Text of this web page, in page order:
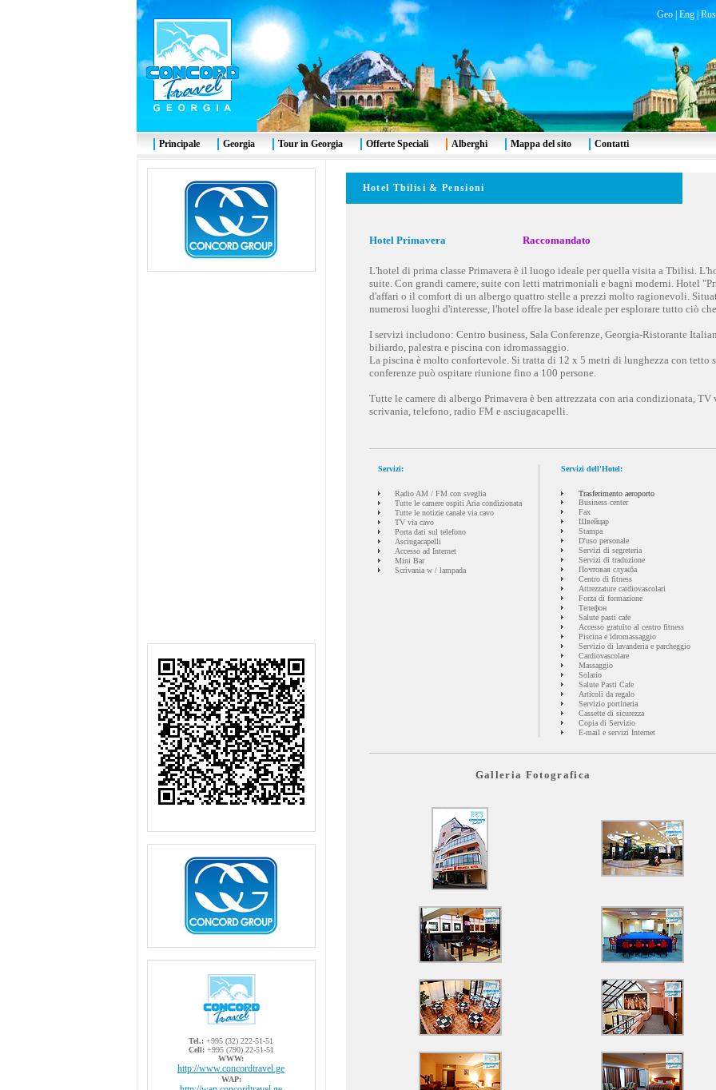
Geo| Eng| Rus
Tel.: +995 (32) 222-51-51
Cell:+995 (790) 22-51-51
WWW:
http://www.concordtravel.ge
WAP:
Hotel Tbilisi & Pensioni
Hotel Primavera Raccomandato
L'hotel di prima classe Primavera è il luogo ideale per quella visita a Tbilisi.
suite. Con grandi camere, suite con letti matrimoniali e bagni moderni. Hotel
d'affari o il comfort di un albergo quattro stelle a prezzi molto ragionevoli.
numerosi luoghi d'interesse, l'hotel offre la base ideale per esplorare tutto ciò
I servizi includono: Centro business, Sala Conferenze, Georgia-Ristorante
biliardo, palestra e piscina con idromassaggio.
La piscina è molto confortevole. Si tratta di 12 x 5 metri di lunghezza con tetto
conferenze può ospitare riunione fino a 100 persone.
Tutte le camere di albergo Primavera è ben attrezzata con aria condizionata, TV
scrivania, telefono, radio FM e asciugacapelli.
Servizi:
Radio AM / FM con sveglia
Tutte le camere ospiti Aria condizionata
Tutte le notizie canale via cavo
TV via cavo
Porta dati sul telefono
Asciugacapelli
Accesso ad Internet
Mini Bar
Scrivania w / lampada
Servizi dell'Hotel:
Trasferimento aeroporto
Business center
Fax
Швейцар
Stampa
D'uso personale
Servizi di segreteria
Servizi di traduzione
Почтовая служба
Centro di fitness
Attrezzature cardiovascolari
Forza di formazione
Телефон
Salute pasti cafe
Accesso gratuito al centro fitness
Piscina e idromassaggio
Servizio di lavanderia e parcheggio
Cardiovascolare
Massaggio
Solario
Salute Pasti Cafe
Articoli da regalo
Servizio portineria
Cassette di sicurezza
Copia di Servizio
E-mail e servizi Internet
Galleria Fotografica
Principale Georgia Tour in Georgia Offerte Speciali Alberghi Mappa del sito Contatti